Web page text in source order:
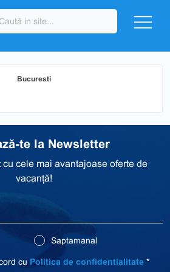
Bucuresti
te la Newsletter
cele mai avantajoase oferte de
vacanță!
Saptamanal
cu Politica de confidentialitate *